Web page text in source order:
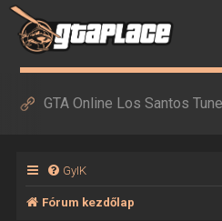
GTA Online Los Santos
GyIK
Fórum kezdőlap